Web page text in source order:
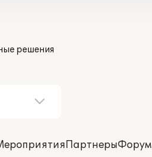
решения
ПартнерыФорум